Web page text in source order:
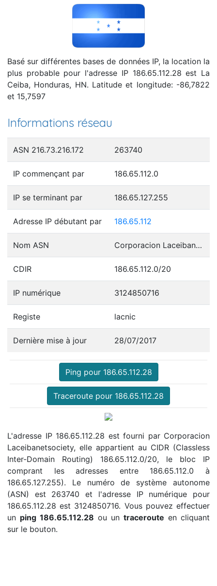
Basé sur différentes bases de données IP, la location la
plus probable pour l'adresse IP 186.65.112.28 est La
Ceiba, Honduras, HN. Latitude et longitude: -86,7822
et 15,7597
Informations réseau
ASN 216.73.216.172 263740
IP commençant par 186.65.112.0
IP se terminant par 186.65.127.255
Adresse IP débutant par 186.65.112
Nom ASN Corporacion Laceibanetsociety
CDIR 186.65.112.0/20
IP numérique 3124850716
Registe lacnic
Dernière mise à jour 28/07/2017
Ping pour 186.65.112.28
Traceroute pour 186.65.112.28
L'adresse IP 186.65.112.28 est fourni par Corporacion
Laceibanetsociety, elle appartient au CIDR (Classless
Inter-Domain Routing) 186.65.112.0/20, le bloc IP
comprant les adresses entre 186.65.112.0 à
186.65.127.255). Le numéro de système autonome
(ASN) est 263740 et l'adresse IP numérique pour
186.65.112.28 est 3124850716. Vous pouvez effectuer
un ping 186.65.112.28 ou un traceroute en cliquant
sur le bouton.